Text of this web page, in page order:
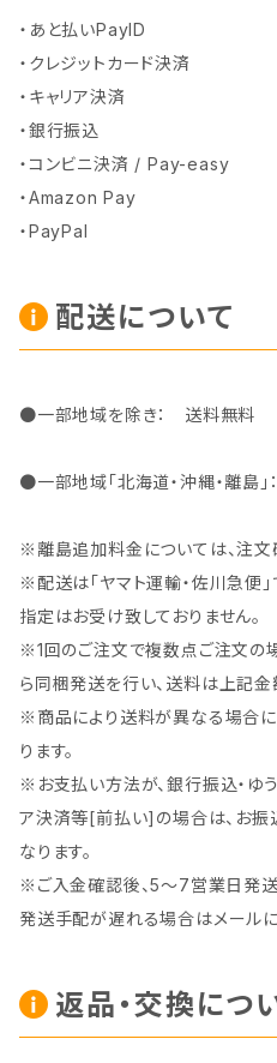
・あと払いPayID
・クレジットカード決済
・キャリア決済
・銀行振込
・コンビニ決済 / Pay-easy
・Amazon Pay
・PayPal
配送について
●一部地域を除き： 送料無料
●一部地域「北海道・沖縄・離島
※離島追加料金については、注文
※配送は「ヤマト運輸・佐川急便
指定はお受け致しておりません。
※1回のご注文で複数点ご注文の
ら同梱発送を行い、送料は上記金
※商品により送料が異なる場合
ります。
※お支払い方法が、銀行振込・ゆう
ア決済等[前払い]の場合は、お振
なります。
※ご入金確認後、5～7営業日発
発送手配が遅れる場合はメールに
返品・交換につ